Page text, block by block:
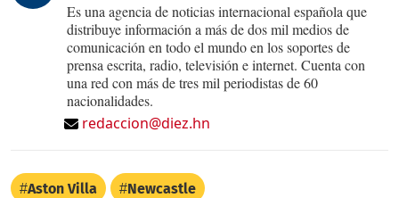
Es una agencia de noticias internacional española que
distribuye información a más de dos mil medios de
comunicación en todo el mundo en los soportes de
prensa escrita, radio, televisión e internet. Cuenta con
una red con más de tres mil periodistas de 60
nacionalidades.
redaccion@diez.hn
Aston Villa Newcastle